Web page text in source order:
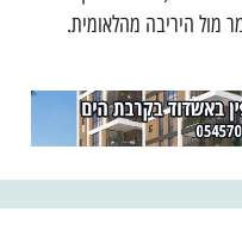
מול היריבה מהלאומית.